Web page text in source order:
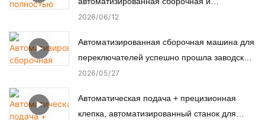
испытательная линия для нестандартных
2026 06 12
Автоматизированная сборочная машина для
переключателей успешно прошла заводские
приемочные испытания (FAT) у турецкого
2026 05 27
Автоматическая подача + прецизионная
клепка, автоматизированный станок для